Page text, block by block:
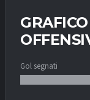
Gol segnati